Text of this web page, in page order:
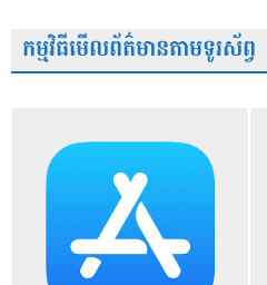
កម្មវិធីមើលព័ត៌មានតាមទូរស័ព្វ